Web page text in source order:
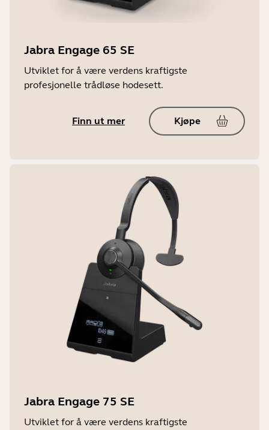
Jabra Engage 65 SE
Utviklet for å være verdens kraftigste
profesjonelle trådløse hodesett.
Finn ut mer Kjøpe
Jabra Engage 75 SE
Utviklet for å være verdens kraftigste